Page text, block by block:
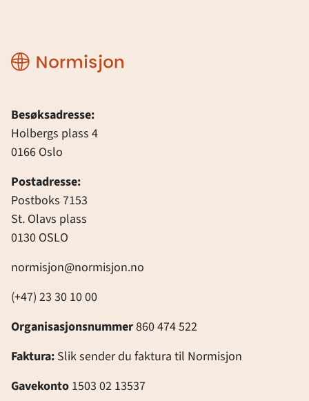
Normisjon
Besøksadresse:
Holbergs plass 4
0166 Oslo
Postadresse:
Postboks 7153
St. Olavs plass
0130 OSLO
normisjon@normisjon.no
(+47) 23 30 10 00
Organisasjonsnummer860 474 522
Faktura: Slik sender du faktura til Normisjon
Gavekonto 1503 02 13537